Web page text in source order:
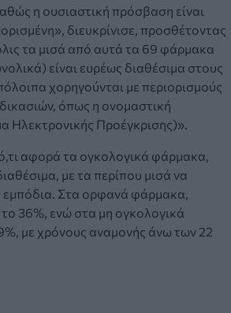
η ουσιαστική πρόσβαση είναι
», διευκρίνισε, προσθέτοντας
τα μισά από αυτά τα 69 φάρμακα
) είναι ευρέως διαθέσιμα στους
χορηγούνται με περιορισμούς
όπως η ονομαστική
Ηλεκτρονικής Προέγκρισης)»
αφορά τα ογκολογικά φάρμακα,
α, με τα περίπου μισά να
εμπόδια. Στα ορφανά φάρμακα
36%, ενώ στα μη ογκολογικά
με χρόνους αναμονής άνω των 22